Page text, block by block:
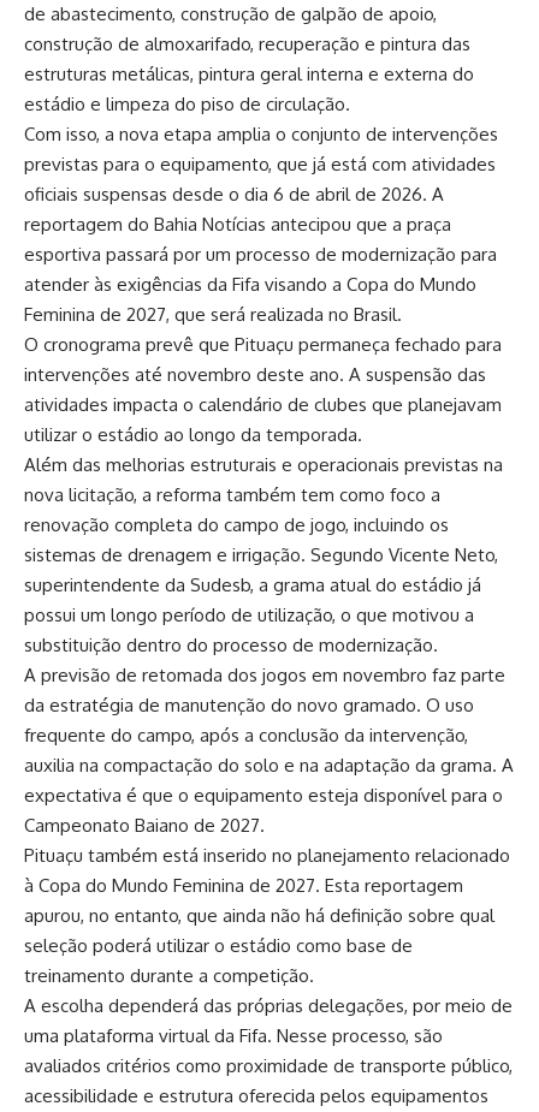
de abastecimento, construção de galpão de apoio,
construção de almoxarifado, recuperação e pintura das
estruturas metálicas, pintura geral interna e externa do
estádio e limpeza do piso de circulação.
Com isso, a nova etapa amplia o conjunto de intervenções
previstas para o equipamento, que já está com atividades
oficiais suspensas desde o dia 6 de abril de 2026. A
reportagem do Bahia Notícias antecipou que a praça
esportiva passará por um processo de modernização para
atender às exigências da Fifa visando a Copa do Mundo
Feminina de 2027, que será realizada no Brasil.
O cronograma prevê que Pituaçu permaneça fechado para
intervenções até novembro deste ano. A suspensão das
atividades impacta o calendário de clubes que planejavam
utilizar o estádio ao longo da temporada.
Além das melhorias estruturais e operacionais previstas na
nova licitação, a reforma também tem como foco a
renovação completa do campo de jogo, incluindo os
sistemas de drenagem e irrigação. Segundo Vicente Neto,
superintendente da Sudesb, a grama atual do estádio já
possui um longo período de utilização, o que motivou a
substituição dentro do processo de modernização.
A previsão de retomada dos jogos em novembro faz parte
da estratégia de manutenção do novo gramado. O uso
frequente do campo, após a conclusão da intervenção,
auxilia na compactação do solo e na adaptação da grama. A
expectativa é que o equipamento esteja disponível para o
Campeonato Baiano de 2027.
Pituaçu também está inserido no planejamento relacionado
à Copa do Mundo Feminina de 2027. Esta reportagem
apurou, no entanto, que ainda não há definição sobre qual
seleção poderá utilizar o estádio como base de
treinamento durante a competição.
A escolha dependerá das próprias delegações, por meio de
uma plataforma virtual da Fifa. Nesse processo, são
avaliados critérios como proximidade de transporte público,
acessibilidade e estrutura oferecida pelos equipamentos